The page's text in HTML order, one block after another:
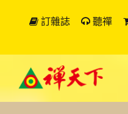
訂雜誌 聽禪